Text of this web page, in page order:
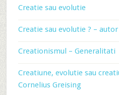
Creatie sau evolutie
Creatie sau evolutie ? –
Creationismul – Generalitati
Creatiune, evolutie sau
Cornelius Greising